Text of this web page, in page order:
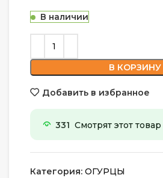
В наличии
В КОРЗИНУ
Добавить в избранное
331 Смотрят этот
Категория: ОГУРЦЫ